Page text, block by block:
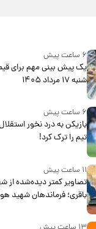
۶ ساعت پیش
یک پیش ‌بینی مهم برای
شنبه ۱۷ مرداد ۱۴۰۵
۶ ساعت پیش
بازیکن به درد نخور
تیم را ترک کرد!
۱۱ ساعت پیش
تصاویر کمتر دیده‌شده از
باقری؛ فرماندهان شهید